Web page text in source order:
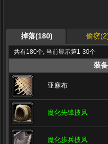
掉落(180) 偷窃
共有180个, 当前显示第1-30个
装备
亚麻布
魔化先锋披风
魔化步兵披风